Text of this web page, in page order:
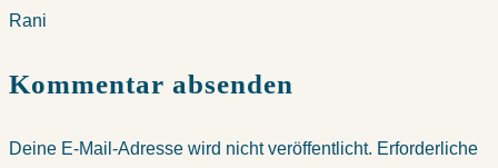
Rani
Kommentar absenden
Deine E-Mail-Adresse wird nicht veröffentlicht. Erforderliche